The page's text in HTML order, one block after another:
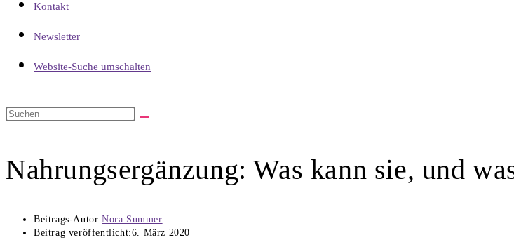
Kontakt
Newsletter
Website-Suche umschalten
Nahrungsergänzung: Was kann sie, und
Beitrags-Autor:Nora Summer
Beitrag veröffentlicht:6. März 2020